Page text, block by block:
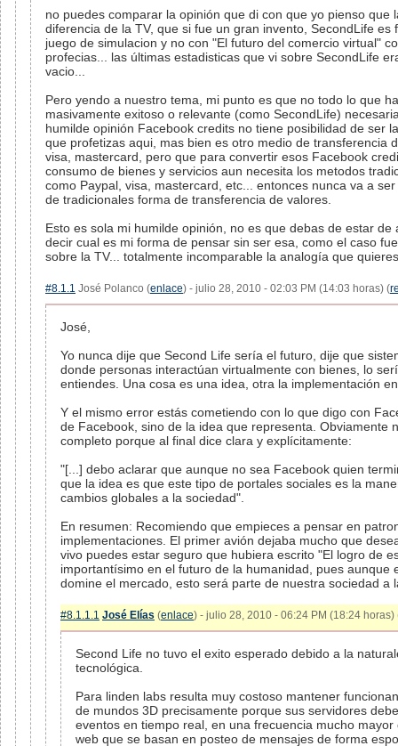
no puedes comparar la opinión que di con que yo pienso que
diferencia de la TV, que si fue un gran invento, SecondLife es
juego de simulacion y no con "El futuro del comercio virtual"
profecias... las últimas estadisticas que vi sobre SecondLife
vacio...
Pero yendo a nuestro tema, mi punto es que no todo lo que
masivamente exitoso o relevante (como SecondLife)
humilde opinión Facebook credits no tiene posibilidad de ser
que profetizas aqui, mas bien es otro medio de transferencia
visa, mastercard, pero que para convertir esos Facebook
consumo de bienes y servicios aun necesita los metodos
como Paypal, visa, mastercard, etc... entonces nunca va a
de tradicionales forma de transferencia de valores.
Esto es sola mi humilde opinión, no es que debas de estar
decir cual es mi forma de pensar sin ser esa, como el caso
sobre la TV... totalmente incomparable la analogía que
#8.1.1 José Polanco (enlace) - julio 28, 2010 - 02:03 PM (14:03 horas) (
José,
Yo nunca dije que Second Life sería el futuro, dije que
donde personas interactúan virtualmente con bienes, lo
entiendes. Una cosa es una idea, otra la implementación
Y el mismo error estás cometiendo con lo que digo con
de Facebook, sino de la idea que representa. Obviamente
completo porque al final dice clara y explícitamente:
"[...] debo aclarar que aunque no sea Facebook quien
que la idea es que este tipo de portales sociales es la
cambios globales a la sociedad".
En resumen: Recomiendo que empieces a pensar en
implementaciones. El primer avión dejaba mucho que
vivo puedes estar seguro que hubiera escrito "El logro de
importantísimo en el futuro de la humanidad, pues aunque
domine el mercado, esto será parte de nuestra sociedad a
#8.1.1.1 José Elías (enlace) - julio 28, 2010 - 06:24 PM (18:24 horas)
Second Life no tuvo el exito esperado debido a la
tecnológica.
Para linden labs resulta muy costoso mantener
de mundos 3D precisamente porque sus servidores
eventos en tiempo real, en una frecuencia mucho
web que se basan en posteo de mensajes de forma